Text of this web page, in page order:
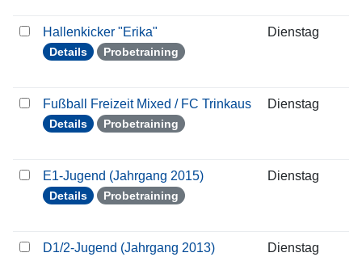
Hallenkicker "Erika"
Details Probetraining
Dienstag
Fußball Freizeit Mixed / FC Trinkaus
Details Probetraining
Dienstag
E1-Jugend (Jahrgang 2015)
Details Probetraining
Dienstag
D1/2-Jugend (Jahrgang 2013) Dienstag